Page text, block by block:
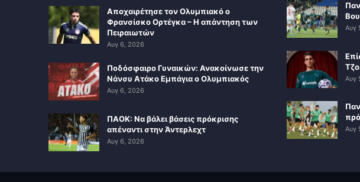
Αποχαιρέτησε τον Ολυμπιακό ο
Φρανσίσκο Ορτέγκα – Η απάντηση των
Πειραιωτών
Αυγ 6, 2026
Ποδόσφαιρο Γυναικών: Ανακοίνωσε την
Νάνσυ Ατάκο Εμπάγια ο Ολυμπιακός
Αυγ 6, 2026
ΠΑΟΚ: Να βάλει βάσεις πρόκρισης
απέναντι στην Άντερλεχτ
Αυγ 6, 2026
Αυγ
Αυγ
Αυγ